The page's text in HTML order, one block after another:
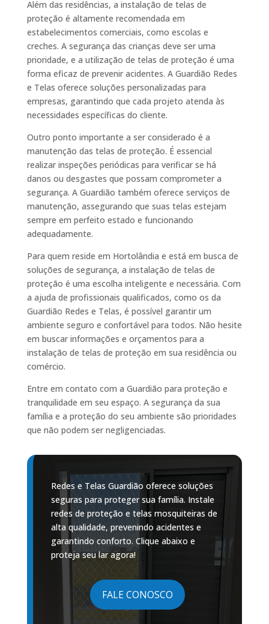
Além das residências, a instalação de telas de
proteção é altamente recomendada em
estabelecimentos comerciais, como escolas e
creches. A segurança das crianças deve ser uma
prioridade, e a utilização de telas de proteção é uma
forma eficaz de prevenir acidentes. A Guardião Redes
e Telas oferece soluções personalizadas para
empresas, garantindo que cada projeto atenda às
necessidades específicas do cliente.
Outro ponto importante a ser considerado é a
manutenção das telas de proteção. É essencial
realizar inspeções periódicas para verificar se há
danos ou desgastes que possam comprometer a
segurança. A Guardião também oferece serviços de
manutenção, assegurando que suas telas estejam
sempre em perfeito estado e funcionando
adequadamente.
Para quem reside em Hortolândia e está em busca de
soluções de segurança, a instalação de telas de
proteção é uma escolha inteligente e necessária. Com
a ajuda de profissionais qualificados, como os da
Guardião Redes e Telas, é possível garantir um
ambiente seguro e confortável para todos. Não hesite
em buscar informações e orçamentos para a
instalação de telas de proteção em sua residência ou
comércio.
Entre em contato com a Guardião para proteção e
tranquilidade em seu espaço. A segurança da sua
família e a proteção do seu ambiente são prioridades
que não podem ser negligenciadas.
Redes e Telas Guardião oferece soluções
seguras para proteger sua família. Instale
redes de proteção e telas mosquiteiras de
alta qualidade, prevenindo acidentes e
garantindo conforto. Clique abaixo e
proteja seu lar agora!
FALE CONOSCO